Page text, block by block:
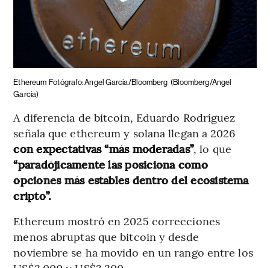
Ethereum Fotógrafo: Angel Garcia/Bloomberg (Bloomberg/Angel
Garcia)
A diferencia de bitcoin, Eduardo Rodríguez
señala que ethereum y solana llegan a 2026
con expectativas “más moderadas”, lo que
“paradójicamente las posiciona como
opciones más estables dentro del ecosistema
cripto”.
Ethereum mostró en 2025 correcciones
menos abruptas que bitcoin y desde
noviembre se ha movido en un rango entre los